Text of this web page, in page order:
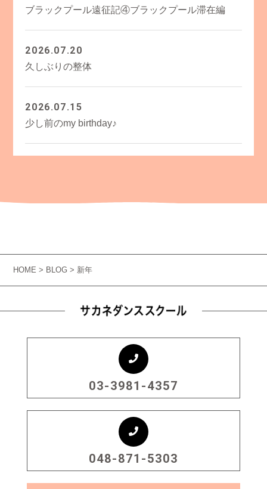
ブラックプール遠征記④ブラックプール滞在編
2026.07.20
久しぶりの整体
2026.07.15
少し前のmy birthday♪
HOME> BLOG > 新年
03-3981-4357
048-871-5303